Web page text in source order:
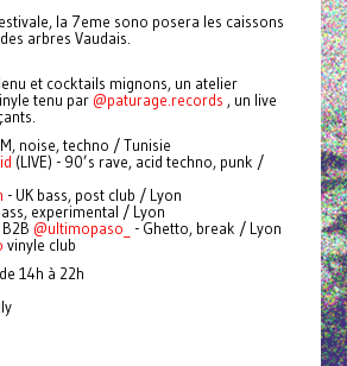
la 7eme sono posera les caissons
arbres Vaudais.
et cocktails mignons, un atelier
tenu par @paturage.records , un live
noise, techno / Tunisie
(LIVE) - 90’s rave, acid techno, punk /
- UK bass, post club / Lyon
experimental / Lyon
B2B @ultimopaso_
- Ghetto, break / Lyon
vinyle club
14h à 22h